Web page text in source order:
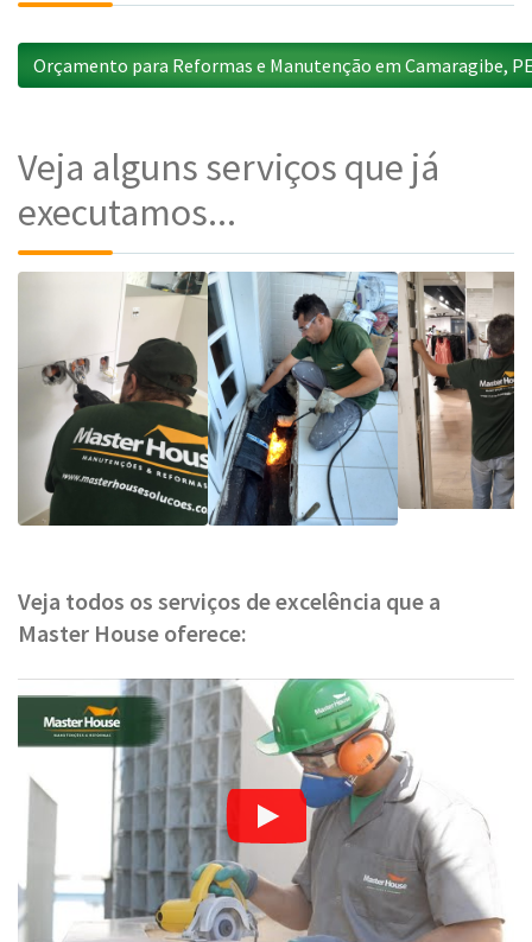
Orçamento para Reformas e Manutenção em Camaragibe,
Veja alguns serviços que já
executamos...
Veja todos os serviços de excelência que a
Master House oferece: